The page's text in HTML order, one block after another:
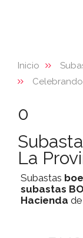
Inicio
0
La
Subastas boe
subastas
Hacienda de